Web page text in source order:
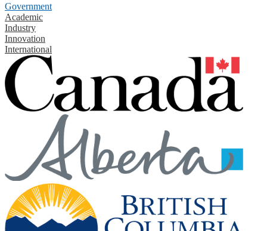
Government
Academic
Industry
Innovation
International